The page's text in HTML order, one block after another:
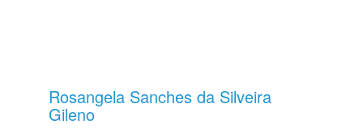
Rosangela Sanches da Silveira
Gileno